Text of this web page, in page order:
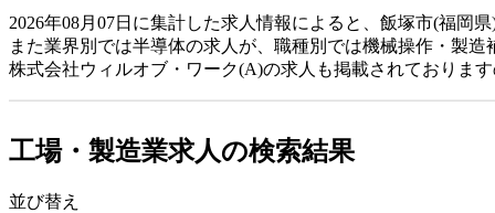
2026年08月07日に集計した求人情報によると、飯塚市(福岡
また業界別では半導体の求人が、職種別では機械操作・製
株式会社ウィルオブ・ワーク(A)の求人も掲載されておりま
工場・製造業求人の検索結果
並び替え